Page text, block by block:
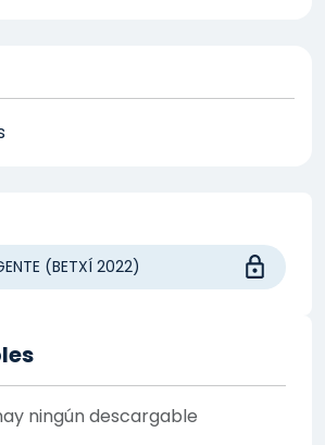
(BETXÍ 2022)
ningún descargable